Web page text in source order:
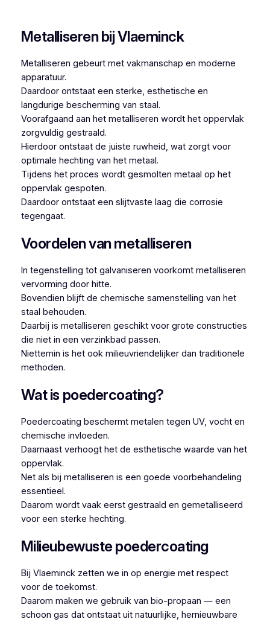
Metalliseren bij Vlaeminck
Metalliseren gebeurt met vakmanschap en moderne
apparatuur.
Daardoor ontstaat een sterke, esthetische en
langdurige bescherming van staal.
Voorafgaand aan het metalliseren wordt het oppervlak
zorgvuldig gestraald.
Hierdoor ontstaat de juiste ruwheid, wat zorgt voor
optimale hechting van het metaal.
Tijdens het proces wordt gesmolten metaal op het
oppervlak gespoten.
Daardoor ontstaat een slijtvaste laag die corrosie
tegengaat.
Voordelen van metalliseren
In tegenstelling tot galvaniseren voorkomt metalliseren
vervorming door hitte.
Bovendien blijft de chemische samenstelling van het
staal behouden.
Daarbij is metalliseren geschikt voor grote constructies
die niet in een verzinkbad passen.
Niettemin is het ook milieuvriendelijker dan traditionele
methoden.
Wat is poedercoating?
Poedercoating beschermt metalen tegen UV, vocht en
chemische invloeden.
Daarnaast verhoogt het de esthetische waarde van het
oppervlak.
Net als bij metalliseren is een goede voorbehandeling
essentieel.
Daarom wordt vaak eerst gestraald en gemetalliseerd
voor een sterke hechting.
Milieubewuste poedercoating
Bij Vlaeminck zetten we in op energie met respect
voor de toekomst.
Daarom maken we gebruik van bio-propaan — een
schoon gas dat ontstaat uit natuurlijke, hernieuwbare